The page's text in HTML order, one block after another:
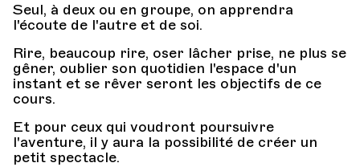
Seul, à deux ou en groupe, on apprendra
l'écoute de l'autre et de soi.
Rire, beaucoup rire, oser lâcher prise, ne plus se
gêner, oublier son quotidien l'espace d'un
instant et se rêver seront les objectifs de ce
cours.
Et pour ceux qui voudront poursuivre
l'aventure, il y aura la possibilité de créer un
petit spectacle.